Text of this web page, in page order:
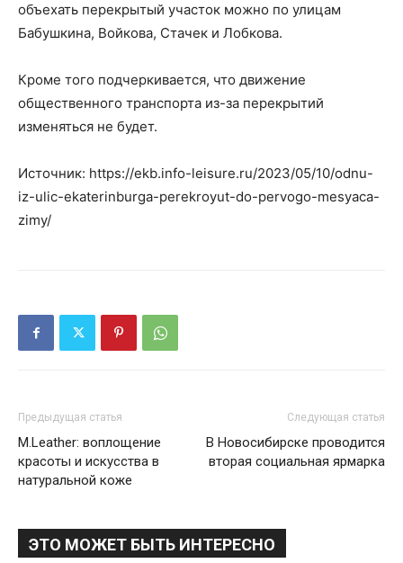
объехать перекрытый участок можно по улицам
Бабушкина, Войкова, Стачек и Лобкова.
Кроме того подчеркивается, что движение
общественного транспорта из-за перекрытий
изменяться не будет.
Источник: https://ekb.info-leisure.ru/2023/05/10/odnu-
iz-ulic-ekaterinburga-perekroyut-do-pervogo-mesyaca-
zimy/
Предыдущая статья
M.Leather: воплощение
красоты и искусства в
натуральной коже
Следующая статья
В Новосибирске проводится
вторая социальная ярмарка
ЭТО МОЖЕТ БЫТЬ ИНТЕРЕСНО